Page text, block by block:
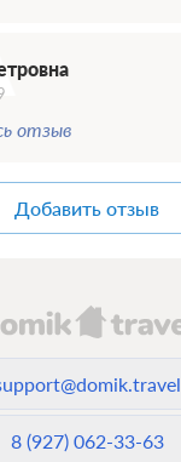
отзыв
Добавить отзыв
8 (927) 062-33-63